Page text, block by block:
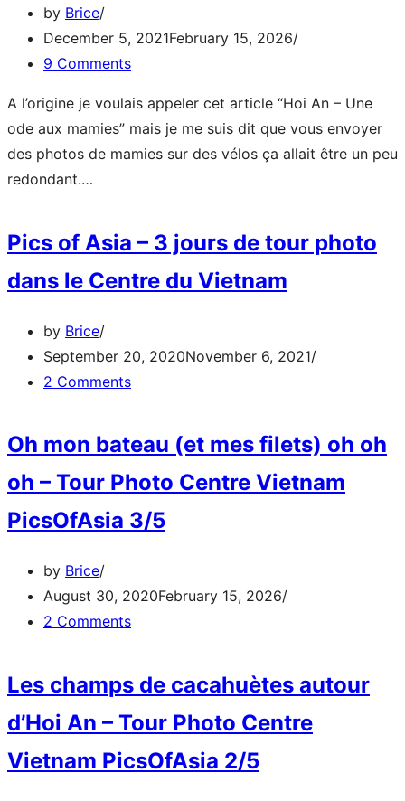
poissons
by Brice
December 5, 2021February 15, 2026
9 Comments
A l’origine je voulais appeler cet article “Hoi An – Une
ode aux mamies” mais je me suis dit que vous envoyer
des photos de mamies sur des vélos ça allait être un peu
redondant.…
Les
façades
An
(pour
le
Pics of Asia – 3 jours de tour photo
dans le Centre du Vietnam
by Brice
September 20, 2020November 6, 2021
2 Comments
Oh mon bateau (et mes filets) oh oh
oh – Tour Photo Centre Vietnam
PicsOfAsia 3/5
by Brice
August 30, 2020February 15, 2026
2 Comments
Les champs de cacahuètes autour
d’Hoi An – Tour Photo Centre
Vietnam PicsOfAsia 2/5